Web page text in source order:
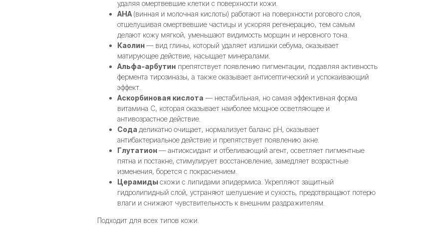
удаляя омертвевшие клетки с поверхности кожи.
AHA (винная и молочная кислоты) работают на поверхности рогового слоя,
отшелушивая омертвевшие частицы и ускоряя регенерацию, тем самым
делают кожу мягкой, уменьшают видимость морщин и неровного тона.
Каолин — вид глины, который удаляет излишки себума, оказывает
матирующее действие, насыщает минералами.
Альфа-арбутин препятствует появлению пигментации, подавляя активность
фермента тирозиназы, а также оказывает антисептический и успокаивающий
эффект.
Аскорбиновая кислота — нестабильная, но самая эффективная форма
витамина C, которая оказывает наиболее мощное осветляющее и
антивозрастное действие.
Сода деликатно очищает, нормализует баланс pH, оказывает
антибактериальное действие и препятствует появлению акне.
Глутатион — антиоксидант и отбеливающий агент, осветляет пигментные
пятна и постакне, стимулирует восстановление, замедляет возрастные
изменения, борется с покраснением.
Церамиды схожи с липидами эпидермиса. Укрепляют защитный
гидролипидный слой, устраняют шелушение и сухость, предотвращают потерю
влаги и снижают чувствительность к внешним раздражителям.
Подходит для всех типов кожи.